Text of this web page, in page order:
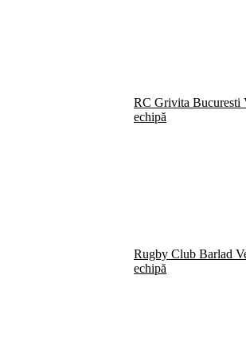
RC Grivita Bucuresti
echipă
Rugby Club Barlad
echipă